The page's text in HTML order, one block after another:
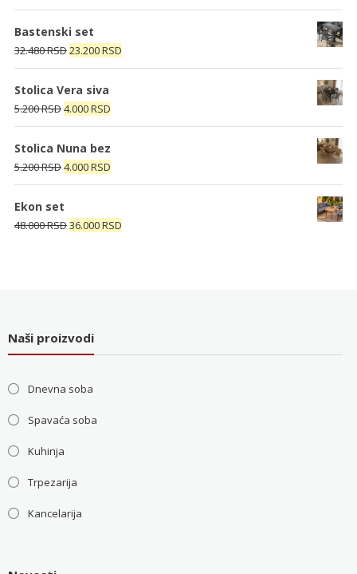
cena
je
bila:
cena
23.200 RSD.
Bastenski set
32.480RSDOriginalna
cena
je
bila:
23.200RSDTrenutna
cena
Stolica Vera siva
5.200RSDOriginalna
cena
je
bila:
4.000RSDTrenutna
cena
je:
4.000 RSD.
Stolica Nuna bez
5.200RSDOriginalna
cena
je
bila:
4.000RSDTrenutna
cena
4.000 RSD.
Ekon set
48.000RSDOriginalna
36.000RSDTrenutna
Naši proizvodi
Dnevna soba
Spavaća soba
Kuhinja
Trpezarija
Kancelarija